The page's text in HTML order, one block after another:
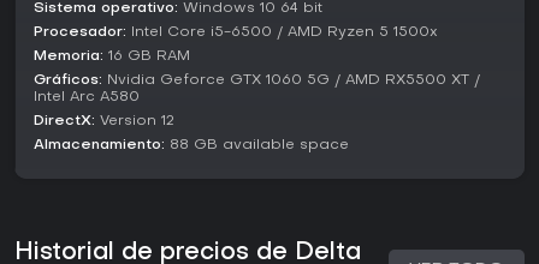
multijugador cross-platform para mayor participación.
A principios de 2026, Delta Force: Hawk Ops sigue activo
con soporte continuo a través de temporadas como
MORPHOSIS, que trae eventos y recompensas para
mantener viva la comunidad. El juego ha experimentado
añaden contenido.
Sistema operativo: Windows 10 64 bit
Procesador: Intel Core i5-6500 / AMD Ryzen 5 1500x
Memoria: 16 GB RAM
Gráficos: Nvidia Geforce GTX 1060 5G / AMD RX5500 XT /
Intel Arc A580
DirectX: Version 12
Almacenamiento: 88 GB available space
Historial de precios de Delta